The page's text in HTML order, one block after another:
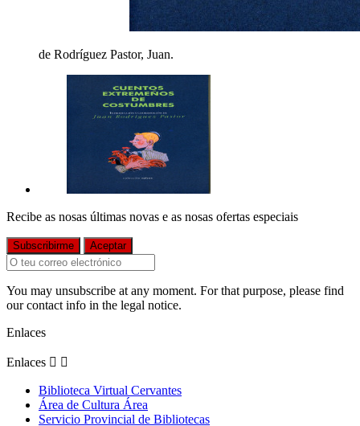
de Rodríguez Pastor, Juan.
Recibe as nosas últimas novas e as nosas ofertas especiais
You may unsubscribe at any moment. For that purpose, please find
our contact info in the legal notice.
Enlaces
Enlaces  
Biblioteca Virtual Cervantes
Área de Cultura Área
Servicio Provincial de Bibliotecas